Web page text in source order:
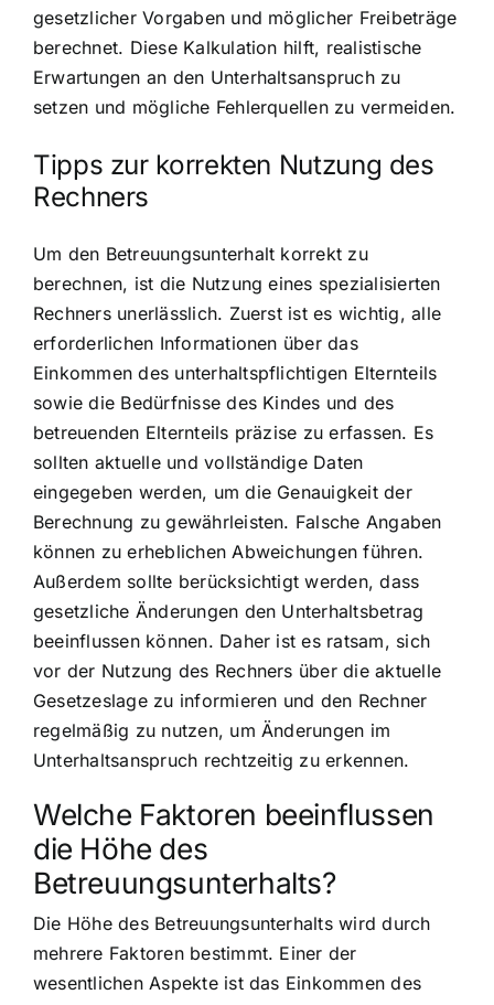
gesetzlicher Vorgaben und möglicher Freibeträge
berechnet. Diese Kalkulation hilft, realistische
Erwartungen an den Unterhaltsanspruch zu
setzen und mögliche Fehlerquellen zu vermeiden.
Tipps zur korrekten Nutzung des
Rechners
Um den Betreuungsunterhalt korrekt zu
berechnen, ist die Nutzung eines spezialisierten
Rechners unerlässlich. Zuerst ist es wichtig, alle
erforderlichen Informationen über das
Einkommen des unterhaltspflichtigen Elternteils
sowie die Bedürfnisse des Kindes und des
betreuenden Elternteils präzise zu erfassen. Es
sollten aktuelle und vollständige Daten
eingegeben werden, um die Genauigkeit der
Berechnung zu gewährleisten. Falsche Angaben
können zu erheblichen Abweichungen führen.
Außerdem sollte berücksichtigt werden, dass
gesetzliche Änderungen den Unterhaltsbetrag
beeinflussen können. Daher ist es ratsam, sich
vor der Nutzung des Rechners über die aktuelle
Gesetzeslage zu informieren und den Rechner
regelmäßig zu nutzen, um Änderungen im
Unterhaltsanspruch rechtzeitig zu erkennen.
Welche Faktoren beeinflussen
die Höhe des
Betreuungsunterhalts?
Die Höhe des Betreuungsunterhalts wird durch
mehrere Faktoren bestimmt. Einer der
wesentlichen Aspekte ist das Einkommen des